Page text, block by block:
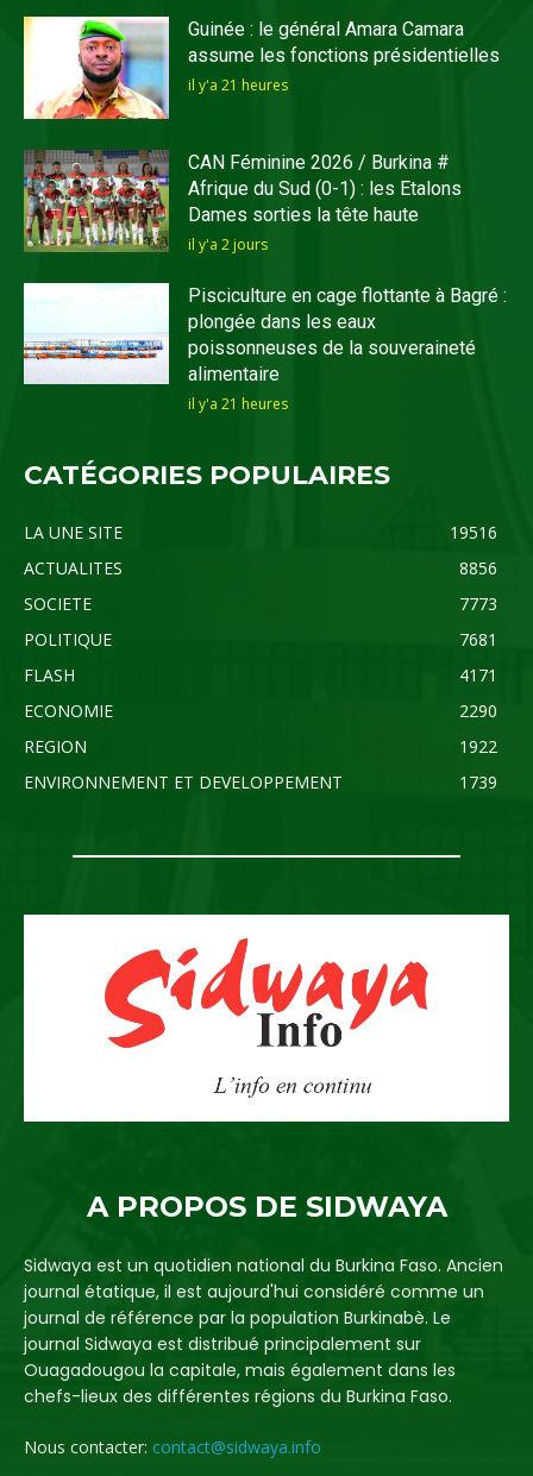
Guinée : le général Amara Camara
assume les fonctions présidentielles
il y'a 21 heures
CAN Féminine 2026 / Burkina #
Afrique du Sud (0-1) : les Etalons
Dames sorties la tête haute
il y'a 2 jours
Pisciculture en cage flottante à Bagré :
plongée dans les eaux
poissonneuses de la souveraineté
alimentaire
il y'a 21 heures
CATÉGORIES POPULAIRES
LA UNE SITE
19516
ACTUALITES
8856
SOCIETE
7773
POLITIQUE
7681
FLASH
4171
ECONOMIE
2290
REGION
1922
ENVIRONNEMENT ET DEVELOPPEMENT
1739
A PROPOS DE SIDWAYA
Sidwaya est un quotidien national du Burkina Faso. Ancien
journal étatique, il est aujourd'hui considéré comme un
journal de référence par la population Burkinabè. Le
journal Sidwaya est distribué principalement sur
Ouagadougou la capitale, mais également dans les
chefs-lieux des différentes régions du Burkina Faso.
Nous contacter: contact@sidwaya.info